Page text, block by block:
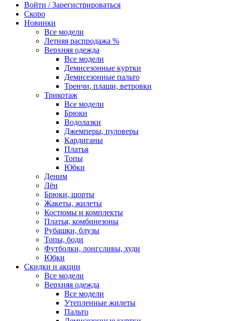
Войти / Зарегистрироваться
Скоро
Новинки
Все модели
Летняя распродажа %
Верхняя одежда
Все модели
Демисезонные куртки
Демисезонные пальто
Тренчи, плащи, ветровки
Трикотаж
Все модели
Брюки
Водолазки
Джемперы, пуловеры
Кардиганы
Платья
Топы
Юбки
Деним
Лён
Брюки, шорты
Жакеты, жилеты
Костюмы и комплекты
Платья, комбинезоны
Рубашки, блузы
Топы, боди
Футболки, лонгсливы, худи
Юбки
Скидки и акции
Все модели
Верхняя одежда
Все модели
Утепленные жилеты
Пальто